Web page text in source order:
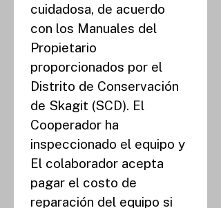
cuidadosa, de acuerdo
con los Manuales del
Propietario
proporcionados por el
Distrito de Conservación
de Skagit (SCD). El
Cooperador ha
inspeccionado el equipo y
El colaborador acepta
pagar el costo de
reparación del equipo si